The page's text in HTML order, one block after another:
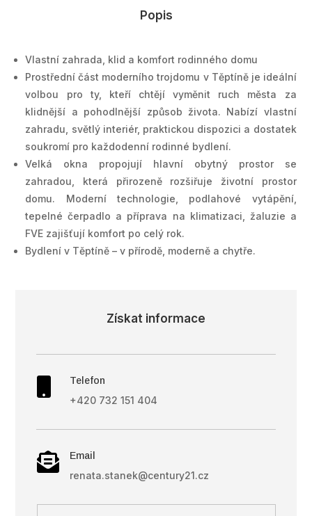
Popis
Vlastní zahrada, klid a komfort rodinného domu
Prostřední část moderního trojdomu v Těptíně je ideální
volbou pro ty, kteří chtějí vyměnit ruch města za
klidnější a pohodlnější způsob života. Nabízí vlastní
zahradu, světlý interiér, praktickou dispozici a dostatek
soukromí pro každodenní rodinné bydlení.
Velká okna propojují hlavní obytný prostor se
zahradou, která přirozeně rozšiřuje životní prostor
domu. Moderní technologie, podlahové vytápění,
tepelné čerpadlo a příprava na klimatizaci, žaluzie a
FVE zajišťují komfort po celý rok.
Bydlení v Těptíně – v přírodě, moderně a chytře.
Získat informace
Telefon
+420 732 151 404
 Email
renata.stanek@century21.cz